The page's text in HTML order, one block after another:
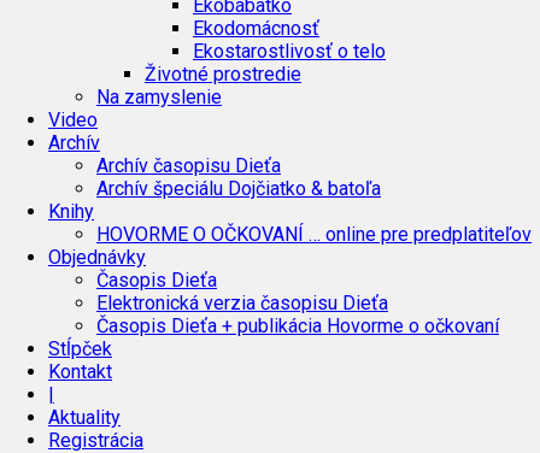
Ekobábätko
Ekodomácnosť
Ekostarostlivosť o telo
Životné prostredie
Na zamyslenie
Video
Archív
Archív časopisu Dieťa
Archív špeciálu Dojčiatko & batoľa
Knihy
HOVORME O OČKOVANÍ … online pre predplatiteľov
Objednávky
Časopis Dieťa
Elektronická verzia časopisu Dieťa
Časopis Dieťa + publikácia Hovorme o očkovaní
Stĺpček
Kontakt
|
Aktuality
Registrácia